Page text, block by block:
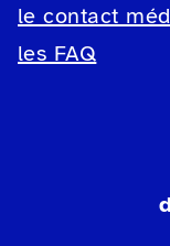
le contact
les FAQ